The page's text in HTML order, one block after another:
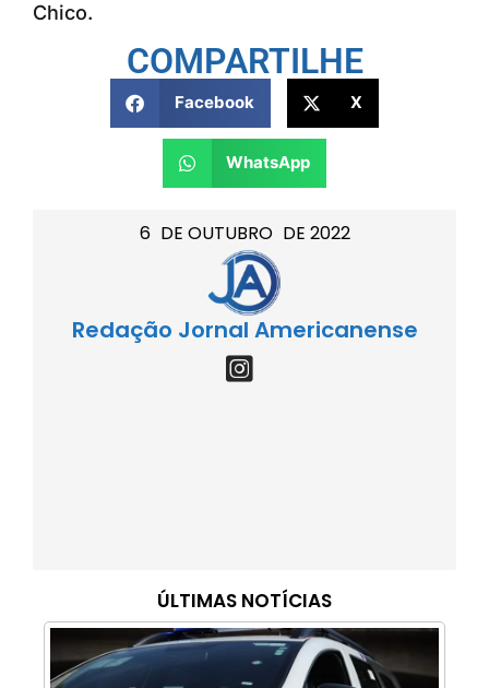
6 DE OUTUBRO DE 2022
Redação Jornal Americanense
ÚLTIMAS NOTÍCIAS
Chico.
COMPARTILHE
Facebook X
WhatsApp